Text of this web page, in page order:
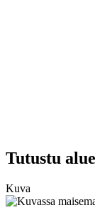
Tutustu
Kuva